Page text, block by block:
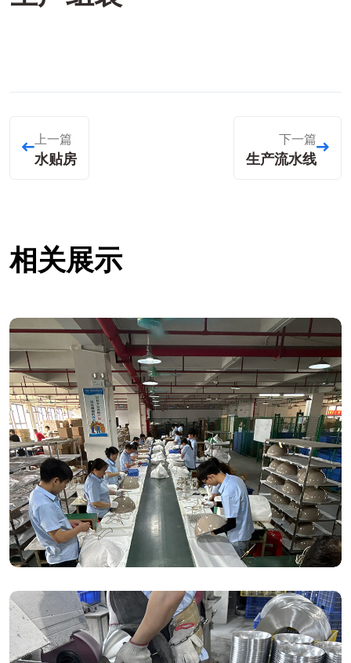
上一篇
水贴房
下一篇
生产流水线
相关展示